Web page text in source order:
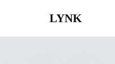
LYNK